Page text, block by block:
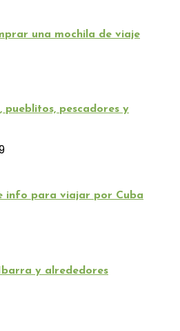
una mochila de viaje
pueblitos, pescadores y
info para viajar por Cuba
y alrededores